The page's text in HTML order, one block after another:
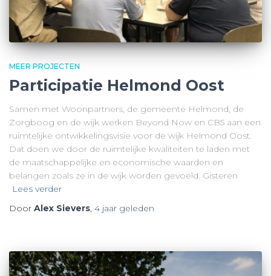
MEER PROJECTEN
Participatie Helmond Oost
Samen met Woonpartners, de gemeente Helmond, de
Zorgboog en de wijk werken Beyond Now en CB5 aan een
ruimtelijke ontwikkelingsvisie voor de wijk Helmond Oost.
Dat doen we door de ruimtelijke kwaliteiten te laden met
de maatschappelijke en economische waarden en
belangen zoals ze in de wijk worden gevoeld. Gisteren
Lees verder
Door Alex Sievers, 4 jaar geleden